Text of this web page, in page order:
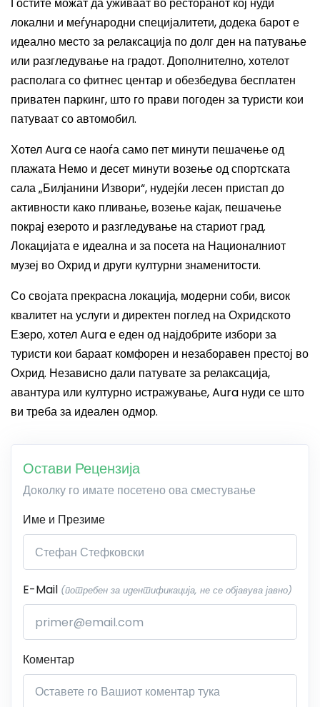
локални и меѓународни специјалитети, додека барот е
идеално место за релаксација по долг ден на патување
или разгледување на градот. Дополнително, хотелот
располага со фитнес центар и обезбедува бесплатен
приватен паркинг, што го прави погоден за туристи кои
патуваат со автомобил.
Хотел Aura се наоѓа само пет минути пешачење од
плажата Немо и десет минути возење од спортската
сала „Билјанини Извори“, нудејќи лесен пристап до
активности како пливање, возење кајак, пешачење
покрај езерото и разгледување на стариот град.
Локацијата е идеална и за посета на Националниот
музеј во Охрид и други културни знаменитости.
Со својата прекрасна локација, модерни соби, висок
квалитет на услуги и директен поглед на Охридското
Езеро, хотел Aura е еден од најдобрите избори за
туристи кои бараат комфорен и незаборавен престој во
Охрид. Независно дали патувате за релаксација,
авантура или културно истражување, Aura нуди се што
ви треба за идеален одмор.
Остави Рецензија
Доколку го имате посетено ова сместување
Име и Презиме
E-Mail (потребен за идентификација, не се објавува јавно)
Коментар